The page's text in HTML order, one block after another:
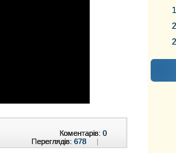
Коментарів: 0
Переглядів: 678 |